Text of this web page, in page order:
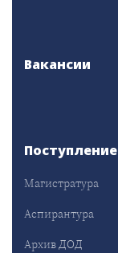
Вакансии
Поступление
Магистратура
Аспирантура
Архив ДОД